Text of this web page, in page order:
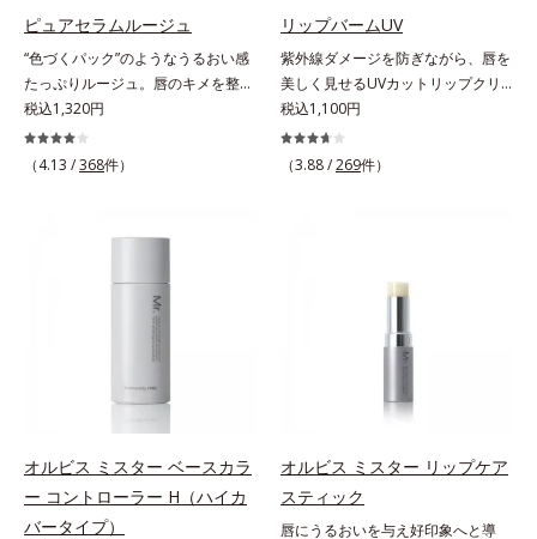
す。むやみに隠すのではなくふわり
アのW効果で軽やかな美肌を印象づ
けます。紫外線吸収剤フリーなのに
高SPF値、さらにスキンプロテクト
複合成分(*3)が、ブルーライト、紫
外線、大気中の微粒子汚れなどの外
ー複合成分(*4)肌悩みが気になる時
すい肌にうるおいを届けながら、光
拡散効果で乾燥小ジワや毛穴もカバ
ーします。【ラスティング効果】皮
主成分を選択的に吸収し、うるおい
層の範囲内*3 スキンプロテクト※
複合成分配合＝肌を保護し、乾燥を
防ぐ複合成分 ※ ビルベリー葉エ
パンテノール配合＝保湿成分
ピュアセラムルージュ
“色づくパック”のようなうるおい感
たっぷりルージュ。唇のキメを整え
リップの土台をつくり鮮やかな発色
を叶えます。唇にたっぷりうるおい
を与えながら鮮やかに色づく、スキ
キメを整えて、リップの土台をつく
解決(*1)する「リップトリートメン
ト成分(*2)」や、鮮やかな発色で、
均一な質感に整った唇にのせること
でより美しく色づく「クリアカラー
成分(*3)」を配合。さらに吐息や飲
み物の水分を取り込んでリップの密
着性を高める「ウォーターゲル成分
(*4）」で、マスクに色移りもしに
くい仕様です。*1 メイク効果によ
る *2 シリカ、酸化チタン、トリエ
税込1,320円
（4.13 /368件）
リップバームUV
紫外線ダメージを防ぎながら、唇を
美しく見せるUVカットリップクリ
ーム。UV対策を忘れがちな唇に。
紫外線をカットしながら、顔色をパ
ッと明るく見せるUVカットリップ
るリップクリームで、顔だけでなく
種類の保湿成分（加水分解コラーゲ
ン、ゲットウ葉エキス）を配合して
の乾燥悩みも解決＆うるおい長持
うカラーで、唇を美しく魅せながら
いので、気兼ねなく使えます。口紅
税込1,100円
（3.88 /269件）
オルビス ミスター ベースカラ
ー コントローラー H（ハイカ
バータイプ）
オルビス ミスター リップケア
スティック
唇にうるおいを与え好印象へと導